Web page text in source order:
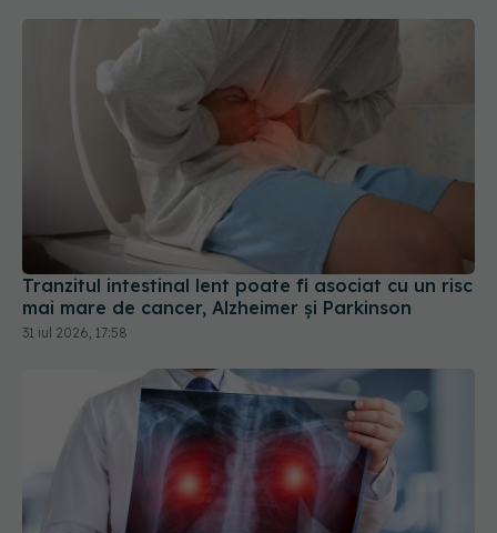
Tranzitul intestinal lent poate fi asociat cu un risc
mai mare de cancer, Alzheimer și Parkinson
31 iul 2026, 17:58